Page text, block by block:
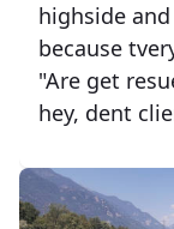
highside
because
"Are get
hey, dent